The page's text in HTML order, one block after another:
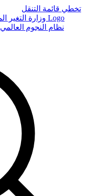
تخطي قائمة التنقل
Logo
نظام النجوم العالمي